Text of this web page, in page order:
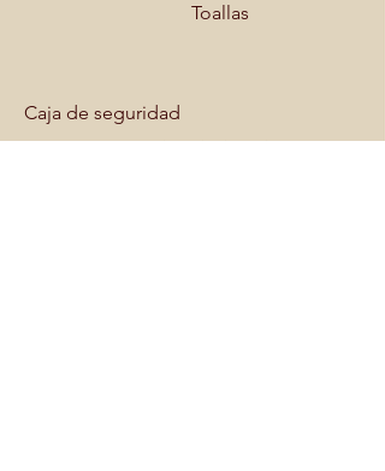
Toallas
Caja de seguridad
Acogedora y amplia habitación ubicada en la